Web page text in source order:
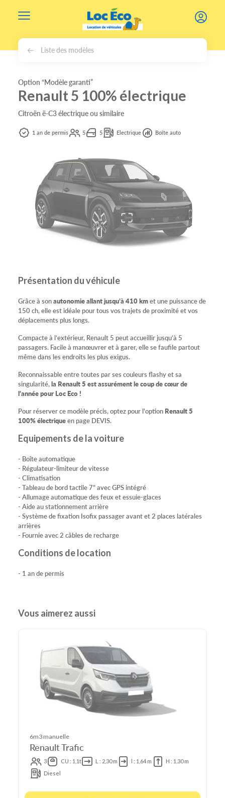
Liste des modèles
Option “Modèle garanti”
Renault 5 100% électrique
Citroën ë-C3 électrique ou similaire
1 an de permis 5 5 Electrique Boîte auto
Présentation du véhicule
Grâce à sonautonomie allant jusqu’à 410 kmet une puissance de
150 ch, elle est idéale pour tous vos trajets de proximité et vos
déplacements plus longs.
Compacte à l’extérieur, Renault 5 peut accueillir jusqu’à 5
passagers. Facile à manœuvrer et à garer, elle se faufile partout
même dans les endroits les plus exigus.
Reconnaissable entre toutes par ses couleurs flashy et sa
singularité,la Renault 5 est assurément le coup de cœur de
l’année pour Loc Eco !
Pour réserver ce modèle précis, optez pour l'option Renault 5
100% électriqueen page DEVIS.
Equipements de la voiture
- Boîte automatique
- Régulateur-limiteur de vitesse
- Climatisation
- Tableau de bord tactile 7" avec GPS intégré
- Allumage automatique des feux et essuie-glaces
- Aide au stationnement arrière
- Système de fixation Isofix passager avant et 2 places latérales
arrières
- Fournie avec 2 câbles de recharge
Conditions de location
- 1 an de permis
Vous aimerez aussi
6m3 manuelle
Renault Trafic
3 CU : 1,1t L : 2,30 m l : 1,64 m
H : 1,30 m
Diesel